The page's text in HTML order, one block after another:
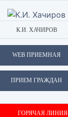
К.И. ХАЧИРОВ
WEB ПРИЕМНАЯ
ПРИЕМ ГРАЖДАН
ГОРЯЧАЯ ЛИНИЯ